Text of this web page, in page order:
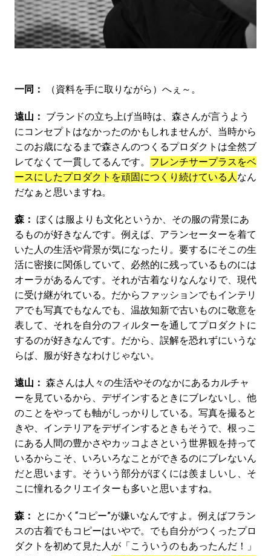
一同： （資料を手に取りながら）へぇ～。
遠山： ブランドの立ち上げ当時は、森さんが言うよう
にコンセプトはなかったのかもしれませんが、当時から
このお歳になるまで森さんのつくるプロダクトは全然ブ
レてなくて一貫してるんです。 フレンチサープラスをベ
ースにしたプロダクトを頑固につくり続けている人なん
だなぁと思いますね。
森： ぼくは服よりも文化というか、その服の背景にあ
るものが好きなんです。例えば、アランセーターを着て
いた人の生活や背景が気になったり。要するにそこの生
活に密接に関係していて、必然的に残っているものには
オーラがあるんです。それが古着なりなんなりで、現代
に受け継がれている。だからファッションでもインテリ
アでも写真でもなんでも、温故知新で古いものに敬意を
表して、それを自分のフィルターを通してプロダクトに
するのが好きなんです。だから、誤解を恐れずにいうな
らば、服が好きなわけじゃない。
遠山： 森さんは人々の生活やそのなかにあるカルチャ
ーを見ているから、デザインするときにブレないし、他
のことをやっても軸がしっかりしている。写真を撮ると
きや、インテリアをデザインするときもそうで、根っこ
にある人間の豊かさやカッコよさという世界観を持って
いるからこそ、いろいろなことができるのにブレないん
だと思います。そういう部分がぼくには羨ましいし、そ
こに憧れるクリエイターも多いと思いますね。
森：
とにかく“コピー”が嫌いなんですよ。例えばフラン
スの古着でもコピーはいやで。でも自分がつくったプロ
ダクトを初めて見た人が「こういうのもあったんだ！」